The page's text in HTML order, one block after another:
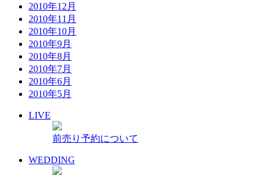
2010年12月
2010年11月
2010年10月
2010年9月
2010年8月
2010年7月
2010年6月
2010年5月
LIVE
前売り予約について
WEDDING